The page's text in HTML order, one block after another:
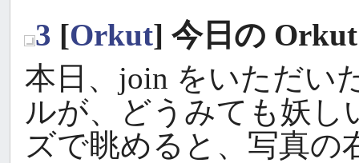
3 [Orkut] 今日の
本日、join をいただい
ルが、どうみても妖し
ズで眺めると、写真の